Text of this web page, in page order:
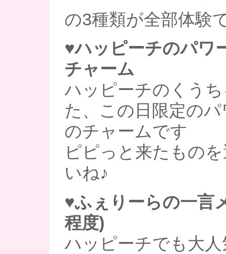
の3種類が全部体験
♥ハッピーチのパワ
チャーム
ハッピーチのくう
た、この日限定の
のチャームです
ピピっと来たもの
いね♪
♥ふぇりーらの一言
程度)
ハッピーチでも大